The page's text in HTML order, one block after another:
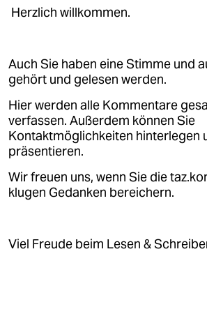
Herzlich willkommen.
Auch Sie haben eine Stimme und
gehört und gelesen werden.
Hier werden alle Kommentare
verfassen. Außerdem können Sie
Kontaktmöglichkeiten hinterlegen
präsentieren.
Wir freuen uns, wenn Sie die
klugen Gedanken bereichern.
Viel Freude beim Lesen &